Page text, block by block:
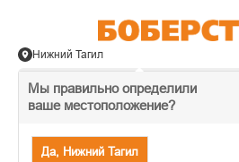
Мы правильно определили
ваше местоположение?
Да, Нижний Тагил
Нижний Тагил